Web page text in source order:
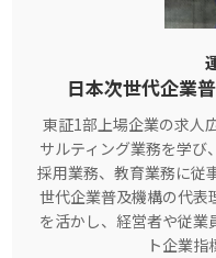
日本次世代企業
東証1部上場企業の求人
サルティング業務を学
採用業務、教育業務に従
世代企業普及機構の代表
を活かし、経営者や従業
ト企業指